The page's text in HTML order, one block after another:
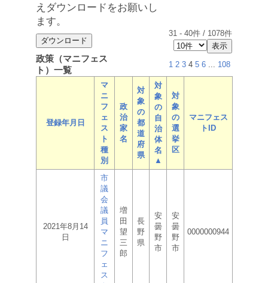
えダウンロードをお願いし
ます。
31 - 40件 / 1078件
政策（マニフェス
ト）一覧
1 2 3 4 5 6 ... 108
登録年月日
マ
ニ
フ
ェ
ス
ト
種
別
政
治
家
名
対
象
の
都
道
府
県
対
象
の
自
治
体
名
▲
対
象
の
選
挙
区
マニフェス
トID
2021年8月14
日
市
議
会
議
員
マ
ニ
フ
ェ
ス
増
田
望
三
郎
長
野
県
安
曇
野
市
安
曇
野
市
0000000944